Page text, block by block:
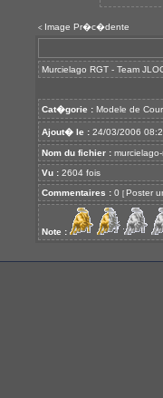
< Image Pr�c�dente
Murcielago RGT - Team
Cat�gorie : Modele de
Ajout� le : 24/03/2006
Nom du fichier :
Vu : 2604 fois
Commentaires : 0 [ Poster
Note :